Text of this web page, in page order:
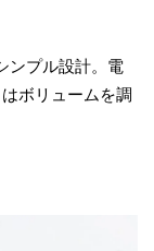
ンプル設計。電
ボリュームを調